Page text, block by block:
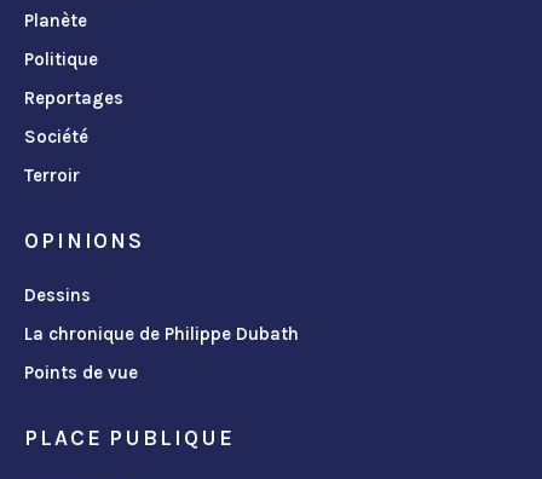
Planète
Politique
Reportages
Société
Terroir
OPINIONS
Dessins
La chronique de Philippe Dubath
Points de vue
PLACE PUBLIQUE